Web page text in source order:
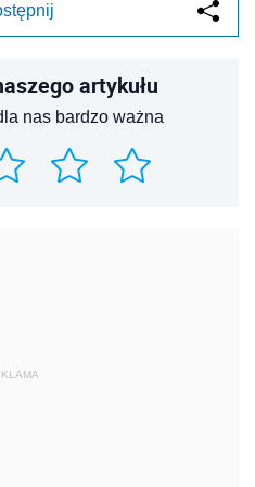
artykułu
nas bardzo ważna